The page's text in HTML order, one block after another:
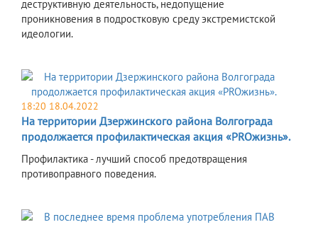
деструктивную деятельность, недопущение
проникновения в подростковую среду экстремистской
идеологии.
18:20 18.04.2022
На территории Дзержинского района Волгограда
продолжается профилактическая акция «PROжизнь».
Профилактика - лучший способ предотвращения
противоправного поведения.